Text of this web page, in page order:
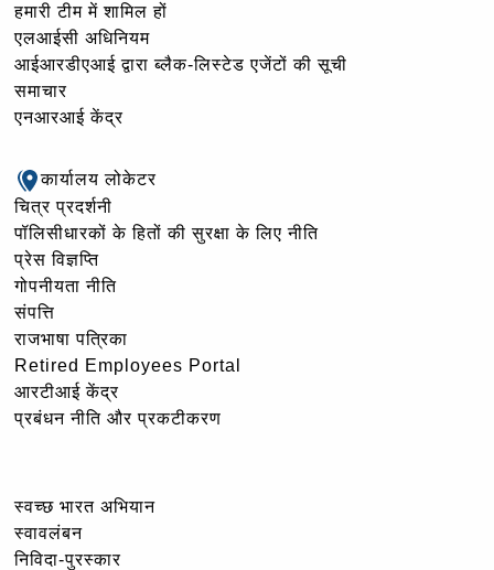
हमारी टीम में शामिल हों
एलआईसी अधिनियम
आईआरडीएआई द्वारा ब्लैक-लिस्टेड एजेंटों की सूची
समाचार
एनआरआई केंद्र
कार्यालय लोकेटर
चित्र प्रदर्शनी
पॉलिसीधारकों के हितों की सुरक्षा के लिए नीति
प्रेस विज्ञप्ति
गोपनीयता नीति
संपत्ति
राजभाषा पत्रिका
Retired Employees Portal
आरटीआई केंद्र
प्रबंधन नीति और प्रकटीकरण
स्वच्छ भारत अभियान
स्वावलंबन
निविदा-पुरस्कार